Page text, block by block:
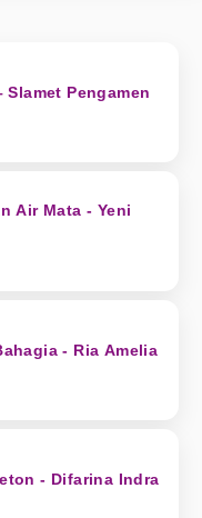
Pengamen
Air Mata - Yeni
- Ria Amelia
- Difarina Indra